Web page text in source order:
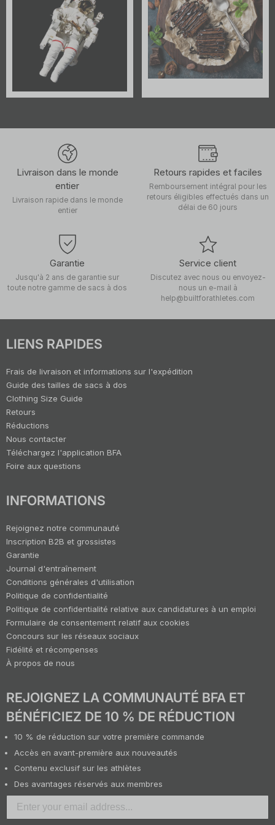
Livraison dans le monde
entier
Livraison rapide dans le monde
entier
Retours rapides et faciles
Remboursement intégral pour les
retours éligibles effectués dans un
délai de 60 jours
Garantie
Jusqu'à 2 ans de garantie sur
toute notre gamme de sacs à dos
Service client
Discutez avec nous ou envoyez-
nous un e-mail à
help@builtforathletes.com
LIENS RAPIDES
Frais de livraison et informations sur l'expédition
Guide des tailles de sacs à dos
Clothing Size Guide
Retours
Réductions
Nous contacter
Téléchargez l'application BFA
Foire aux questions
INFORMATIONS
Rejoignez notre communauté
Inscription B2B et grossistes
Garantie
Journal d'entraînement
Conditions générales d'utilisation
Politique de confidentialité
Politique de confidentialité relative aux candidatures à un emploi
Formulaire de consentement relatif aux cookies
Concours sur les réseaux sociaux
Fidélité et récompenses
À propos de nous
REJOIGNEZ LA COMMUNAUTÉ BFA ET
BÉNÉFICIEZ DE 10 % DE RÉDUCTION
10 % de réduction sur votre première commande
Accès en avant-première aux nouveautés
Contenu exclusif sur les athlètes
Des avantages réservés aux membres